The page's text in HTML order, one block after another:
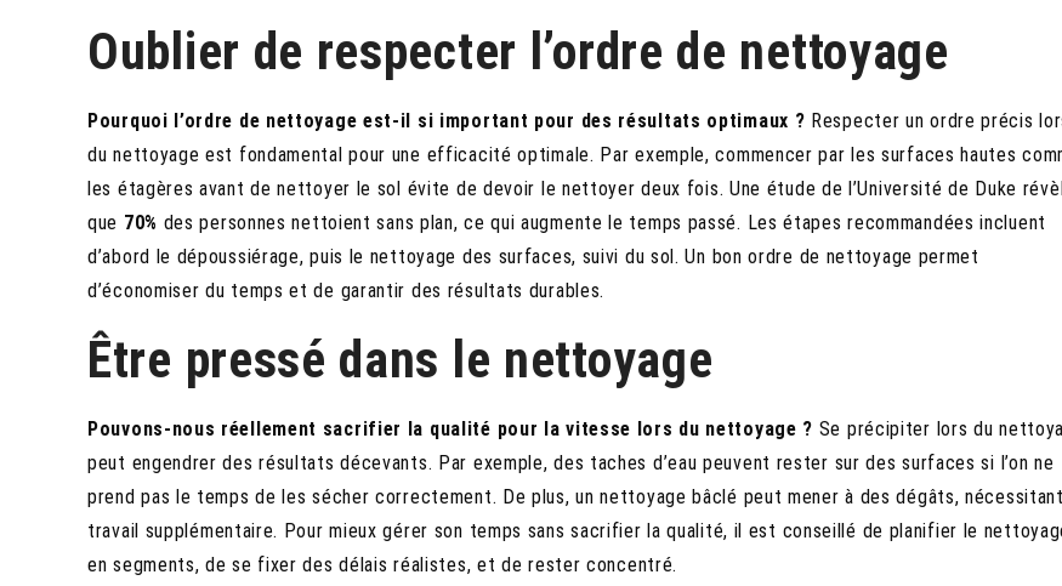
Oublier de respecter l’ordre de nettoyage
Pourquoi l’ordre de nettoyage est-il si important pour des résultats optimaux ? Respecter un ordre précis
du nettoyage est fondamental pour une efficacité optimale. Par exemple, commencer par les surfaces hautes
les étagères avant de nettoyer le sol évite de devoir le nettoyer deux fois. Une étude de l’Université de Duke
que 70% des personnes nettoient sans plan, ce qui augmente le temps passé. Les étapes recommandées incluent
d’abord le dépoussiérage, puis le nettoyage des surfaces, suivi du sol. Un bon ordre de nettoyage permet
d’économiser du temps et de garantir des résultats durables.
Être pressé dans le nettoyage
Pouvons-nous réellement sacrifier la qualité pour la vitesse lors du nettoyage ? Se précipiter lors du
peut engendrer des résultats décevants. Par exemple, des taches d’eau peuvent rester sur des surfaces si l’on ne
prend pas le temps de les sécher correctement. De plus, un nettoyage bâclé peut mener à des dégâts,
travail supplémentaire. Pour mieux gérer son temps sans sacrifier la qualité, il est conseillé de planifier le
en segments, de se fixer des délais réalistes, et de rester concentré.